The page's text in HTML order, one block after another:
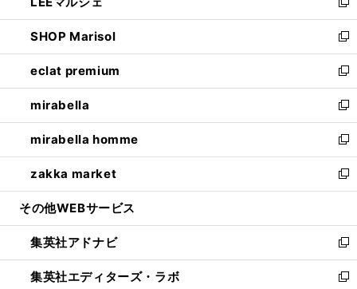
開
く
ド
ウ
で
開
く
ィ
ン
ド
ウ
で
開
く
い
ウ
ィ
ン
ド
ウ
で
開
く
新
し
い
ウ
ィ
ン
ド
ウ
で
開
く
SHOP Marisol
新
し
い
ウ
ィ
ン
ド
ウ
で
開
eclat premium
新
し
い
ウ
ィ
ン
ド
ウ
開
く
mirabella
新
し
い
ウ
ィ
ン
ウ
で
開
く
mirabella homme
新
し
い
ウ
ン
ド
ウ
で
zakka market
新
し
ウ
ィ
ン
ド
その他WEBサービス
集英社アドナビ
新
し
い
集英社エディターズ・ラボ 新